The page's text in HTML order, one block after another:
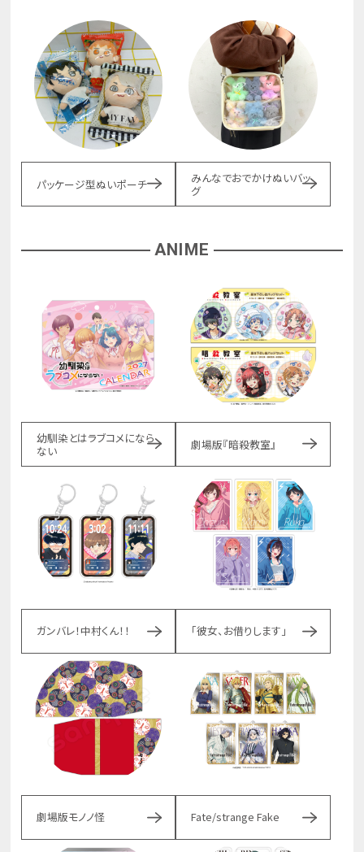
パッケージ型ぬいポーチ
みんなでおでかけぬいバッ
グ
ANIME
幼馴染とはラブコメになら
ない
劇場版『暗殺教室』
ガンバレ！中村くん！！ 「彼女、お借りします」
劇場版モノノ怪 Fate/strange Fake